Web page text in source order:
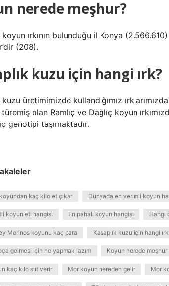
nerede meşhur?
ırkının bulunduğu il Konya
(208).
kuzu için hangi ırk?
üretimimizde kullandığımız
türemiş olan Ramlıç ve Dağlıç koyun
genotipi taşımaktadır.
kaç kilo et çıkar Dünyada en verimli koyun
koyun eti hangisi En pahalı koyun hangisi Hangi
Merinos koyunu kaç para Kasaplık kuzu için hangi ırk
gelmesi için ne yapmak lazım Koyun nerede meşhur
kaç kilo süt verir Mor koyun nereden gelir Mor